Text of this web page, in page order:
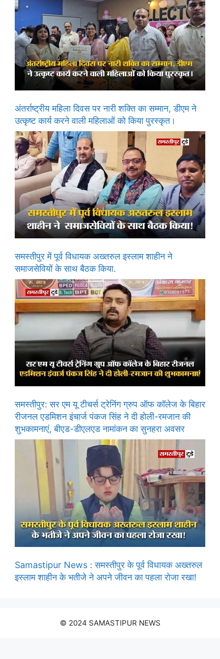
अंतर्राष्ट्रीय महिला दिवस पर नारी शक्ति का सम्मान, डीएम ने
उत्कृष्ट कार्य करने वाली महिलाओं को किया पुरस्कृत।
समस्तीपुर में पूर्व विधायक अख्तरुल इस्लाम शाहीन ने
समाजसेवियों के साथ बैठक किया.
समस्तीपुर: सर एम यू टीचर्स ट्रेनिंग ग्रुप ऑफ कॉलेज के बिहार
रीजनल एडमिशन इंचार्ज पंकज सिंह ने दी होली-रमजान की
शुभकामनाएं, बीएड-डीएलएड नामांकन का सुनहरा अवसर
Samastipur News : समस्तीपुर के पूर्व विधायक अख्तरुल
इस्लाम शाहीन के भतीजे ने अपने जीवन का पहला रोजा रखा!
© 2024 SAMASTIPUR NEWS